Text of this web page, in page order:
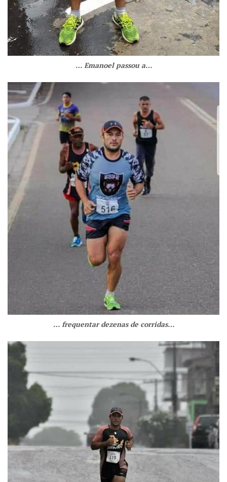
… Emanoel passou a…
… frequentar dezenas de corridas…